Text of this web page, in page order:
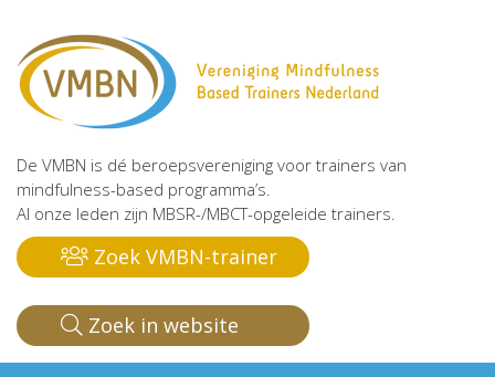
De VMBN is dé beroepsvereniging voor trainers van
mindfulness-based programma’s.
Al onze leden zijn MBSR-/MBCT-opgeleide trainers.
Zoek VMBN-trainer
Zoek in website